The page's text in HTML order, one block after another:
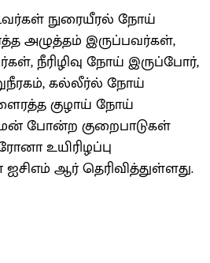
நுரையீரல் நோய்
அழுத்தம் இருப்பவர்கள்,
நீரிழிவு நோய் இருப்போர்,
கல்லீர்ல் நோய்
குழாய் நோய்
போன்ற குறைபாடுகள்
உயிரிழப்பு
ஆர் தெரிவித்துள்ளது.